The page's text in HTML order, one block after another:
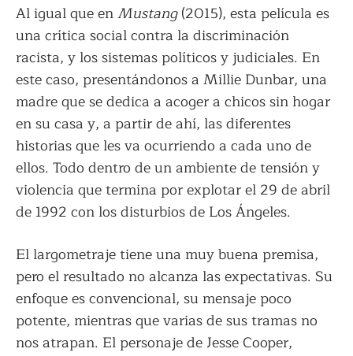
Al igual que enMustang(2015), esta película es
una crítica social contra la discriminación
racista, y los sistemas políticos y judiciales. En
este caso, presentándonos a Millie Dunbar, una
madre que se dedica a acoger a chicos sin hogar
en su casa y, a partir de ahí, las diferentes
historias que les va ocurriendo a cada uno de
ellos. Todo dentro de un ambiente de tensión y
violencia que termina por explotar el 29 de abril
de 1992 con los disturbios de Los Ángeles.
El largometraje tiene una muy buena premisa,
pero el resultado no alcanza las expectativas. Su
enfoque es convencional, su mensaje poco
potente, mientras que varias de sus tramas no
nos atrapan. El personaje de Jesse Cooper,